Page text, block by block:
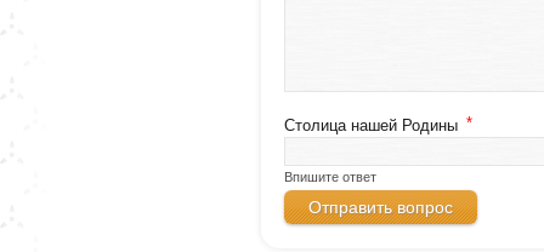
Столица нашей Родины *
Впишите ответ